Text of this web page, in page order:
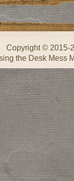
Copyright © 2015-
the Desk Mess